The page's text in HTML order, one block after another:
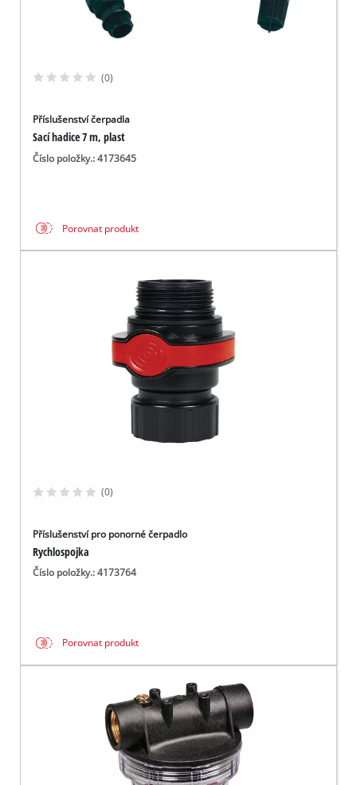
(0)
Příslušenství čerpadla
Sací hadice 7 m, plast
Číslo položky.: 4173645
Porovnat produkt
(0)
Příslušenství pro ponorné čerpadlo
Rychlospojka
Číslo položky.: 4173764
Porovnat produkt